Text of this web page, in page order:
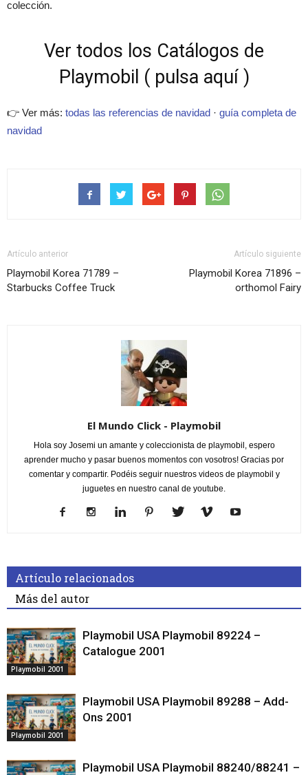
colección.
Ver todos los Catálogos de
Playmobil ( pulsa aquí )
👉 Ver más: todas las referencias de navidad · guía completa de
navidad
Artículo anterior
Playmobil Korea 71789 –
Starbucks Coffee Truck
Artículo siguiente
Playmobil Korea 71896 –
orthomol Fairy
El Mundo Click - Playmobil
Hola soy Josemi un amante y coleccionista de playmobil, espero
aprender mucho y pasar buenos momentos con vosotros! Gracias por
comentar y compartir. Podéis seguir nuestros videos de playmobil y
juguetes en nuestro canal de youtube.
Artículo relacionados
Más del autor
Playmobil 2001
Playmobil USA Playmobil 89224 –
Catalogue 2001
Playmobil 2001
Playmobil USA Playmobil 89288 – Add-
Ons 2001
Playmobil USA Playmobil 88240/88241 –